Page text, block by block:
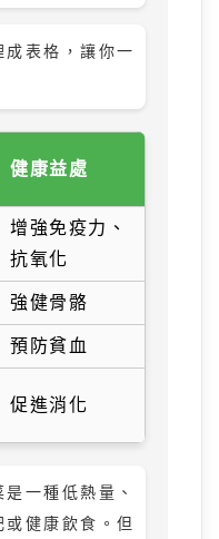
表格，讓你一
健康益處
增強免疫力、
抗氧化
強健骨骼
預防貧血
促進消化
一種低熱量、
健康飲食。但